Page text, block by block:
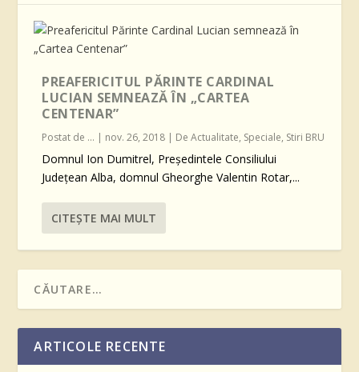
PREAFERICITUL PĂRINTE CARDINAL
LUCIAN SEMNEAZĂ ÎN „CARTEA
CENTENAR”
Postat de ... | nov. 26, 2018 | De Actualitate, Speciale, Stiri BRU
Domnul Ion Dumitrel, Președintele Consiliului
Județean Alba, domnul Gheorghe Valentin Rotar,...
CITEŞTE MAI MULT
ARTICOLE RECENTE